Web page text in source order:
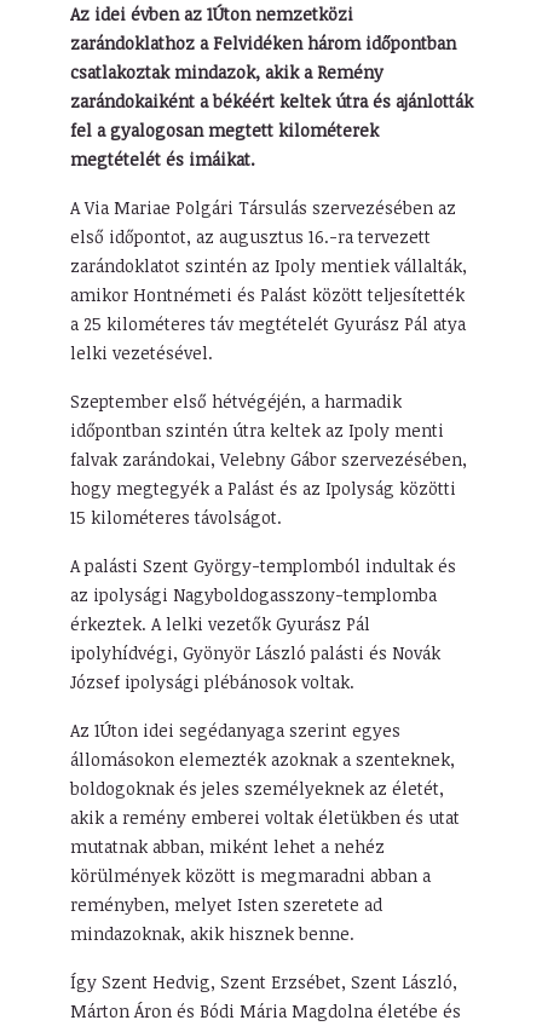
Az idei évben az 1Úton nemzetközi
zarándoklathoz a Felvidéken három időpontban
csatlakoztak mindazok, akik a Remény
zarándokaiként a békéért keltek útra és ajánlották
fel a gyalogosan megtett kilométerek
megtételét és imáikat.
A Via Mariae Polgári Társulás szervezésében az
első időpontot, az augusztus 16.-ra tervezett
zarándoklatot szintén az Ipoly mentiek vállalták,
amikor Hontnémeti és Palást között teljesítették
a 25 kilométeres táv megtételét Gyurász Pál atya
lelki vezetésével.
Szeptember első hétvégéjén, a harmadik
időpontban szintén útra keltek az Ipoly menti
falvak zarándokai, Velebny Gábor szervezésében,
hogy megtegyék a Palást és az Ipolyság közötti
15 kilométeres távolságot.
A palásti Szent György-templomból indultak és
az ipolysági Nagyboldogasszony-templomba
érkeztek. A lelki vezetők Gyurász Pál
ipolyhídvégi, Gyönyör László palásti és Novák
József ipolysági plébánosok voltak.
Az 1Úton idei segédanyaga szerint egyes
állomásokon elemezték azoknak a szenteknek,
boldogoknak és jeles személyeknek az életét,
akik a remény emberei voltak életükben és utat
mutatnak abban, miként lehet a nehéz
körülmények között is megmaradni abban a
reményben, melyet Isten szeretete ad
mindazoknak, akik hisznek benne.
Így Szent Hedvig, Szent Erzsébet, Szent László,
Márton Áron és Bódi Mária Magdolna életébe és